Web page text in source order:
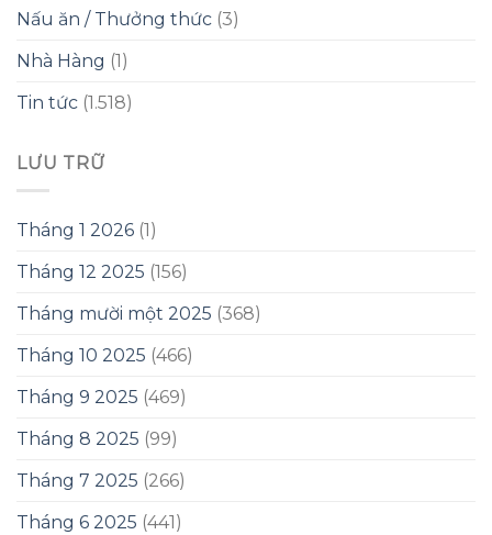
Nấu ăn / Thưởng thức (3)
Nhà Hàng (1)
Tin tức (1.518)
LƯU TRỮ
Tháng 1 2026 (1)
Tháng 12 2025 (156)
Tháng mười một 2025 (368)
Tháng 10 2025 (466)
Tháng 9 2025 (469)
Tháng 8 2025 (99)
Tháng 7 2025 (266)
Tháng 6 2025 (441)